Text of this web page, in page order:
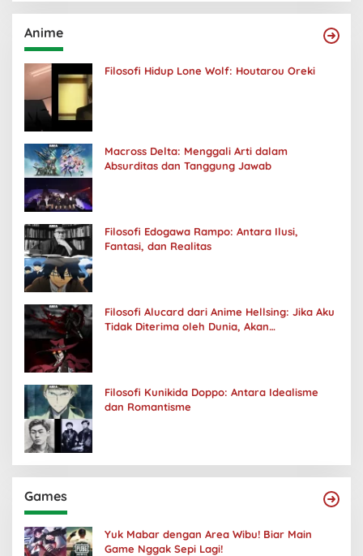
Anime
Filosofi Hidup Lone Wolf: Houtarou Oreki
Macross Delta: Menggali Arti dalam
Absurditas dan Tanggung Jawab
Filosofi Edogawa Rampo: Antara Ilusi,
Fantasi, dan Realitas
Filosofi Alucard dari Anime Hellsing: Jika Aku
Tidak Diterima oleh Dunia, Akan
Filosofi Kunikida Doppo: Antara Idealisme
dan Romantisme
Games
Yuk Mabar dengan Area Wibu! Biar Main
Game Nggak Sepi Lagi!